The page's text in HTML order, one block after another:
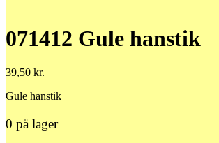
071412 Gule hanstik
39,50 kr.
Gule hanstik
0 på lager